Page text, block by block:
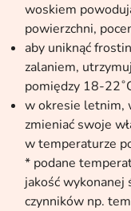
woskiem
powierzchni,
aby uniknąć
zalaniem,
pomiędzy 18-
w okresie letnim,
zmieniać swoje
w temperaturze
* podane
jakość wykonanej
czynników np.